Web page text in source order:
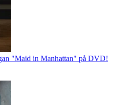
"Maid in Manhattan" på DVD!